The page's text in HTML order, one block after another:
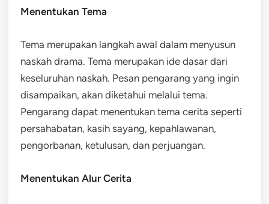
Menentukan Tema
Tema merupakan langkah awal dalam menyusun
naskah drama. Tema merupakan ide dasar dari
keseluruhan naskah. Pesan pengarang yang ingin
disampaikan, akan diketahui melalui tema.
Pengarang dapat menentukan tema cerita seperti
persahabatan, kasih sayang, kepahlawanan,
pengorbanan, ketulusan, dan perjuangan.
Menentukan Alur Cerita